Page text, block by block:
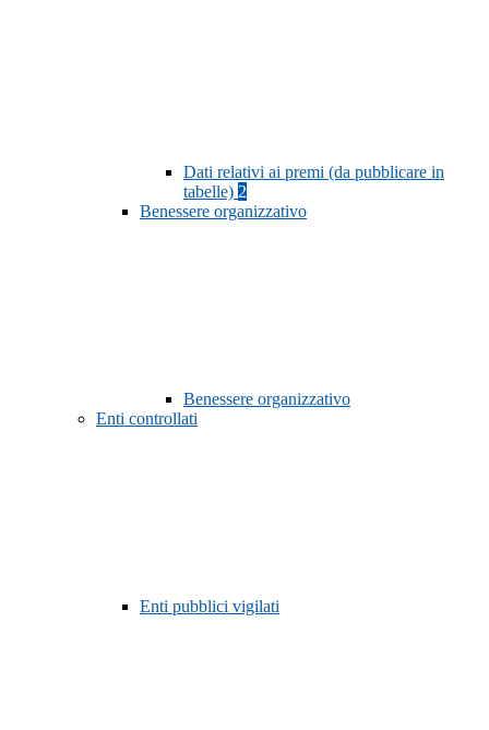
Dati relativi ai premi (da pubblicare in
tabelle) 2
Benessere organizzativo
Benessere organizzativo
Enti controllati
Enti pubblici vigilati